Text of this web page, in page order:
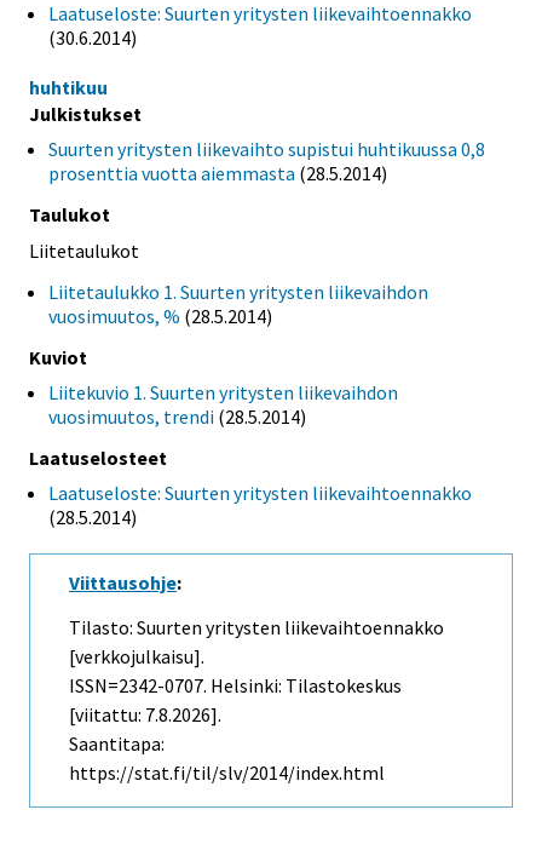
Laatuseloste: Suurten yritysten liikevaihtoennakko
(30.6.2014)
huhtikuu
Julkistukset
Suurten yritysten liikevaihto supistui huhtikuussa 0,8
prosenttia vuotta aiemmasta (28.5.2014)
Taulukot
Liitetaulukot
Liitetaulukko 1. Suurten yritysten liikevaihdon
vuosimuutos, % (28.5.2014)
Kuviot
Liitekuvio 1. Suurten yritysten liikevaihdon
vuosimuutos, trendi (28.5.2014)
Laatuselosteet
Laatuseloste: Suurten yritysten liikevaihtoennakko
(28.5.2014)
Viittausohje:
Tilasto: Suurten yritysten liikevaihtoennakko
[verkkojulkaisu].
ISSN=2342-0707. Helsinki: Tilastokeskus
[viitattu: 7.8.2026].
Saantitapa:
https://stat.fi/til/slv/2014/index.html